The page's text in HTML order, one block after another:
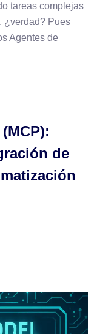
tareas complejas
¿verdad? Pues
Agentes de
de